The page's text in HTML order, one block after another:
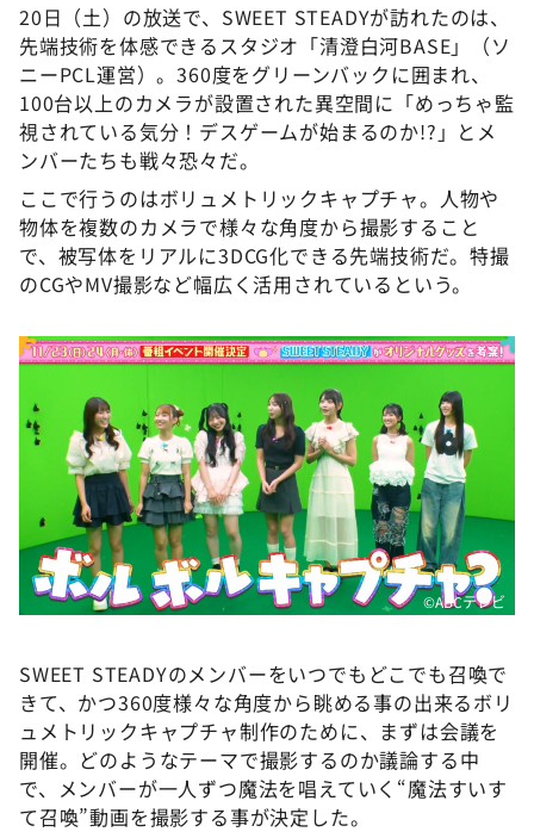
20日（土）の放送で、SWEET STEADYが訪れたのは、
先端技術を体感できるスタジオ「清澄白河BASE」（ソ
ニーPCL運営）。360度をグリーンバックに囲まれ、
100台以上のカメラが設置された異空間に「めっちゃ監
視されている気分！デスゲームが始まるのか!?」とメ
ンバーたちも戦々恐々だ。
ここで行うのはボリュメトリックキャプチャ。人物や
物体を複数のカメラで様々な角度から撮影すること
で、被写体をリアルに3DCG化できる先端技術だ。特撮
のCGやMV撮影など幅広く活用されているという。
©ABCテレビ
SWEET STEADYのメンバーをいつでもどこでも召喚で
きて、かつ360度様々な角度から眺める事の出来るボリ
ュメトリックキャプチャ制作のために、まずは会議を
開催。どのようなテーマで撮影するのか議論する中
で、メンバーが一人ずつ魔法を唱えていく“魔法すいす
て召喚”動画を撮影する事が決定した。